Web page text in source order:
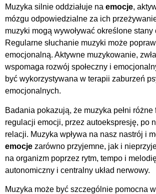
Muzyka silnie oddziałuje na emocje,
mózgu odpowiedzialne za ich
muzyki mogą wywoływać określone stany
Regularne słuchanie muzyki może
emocjonalną. Aktywne muzykowanie,
wspomaga rozwój społeczny i
być wykorzystywana w terapii zaburzeń
emocjonalnych.
Badania pokazują, że muzyka pełni różne
regulacji emocji, przez autoekspresję, po
relacji. Muzyka wpływa na nasz nastrój i
emocje zarówno przyjemne, jak i
na organizm poprzez rytm, tempo i
autonomiczny i centralny układ nerwowy.
Muzyka może być szczególnie pomocna